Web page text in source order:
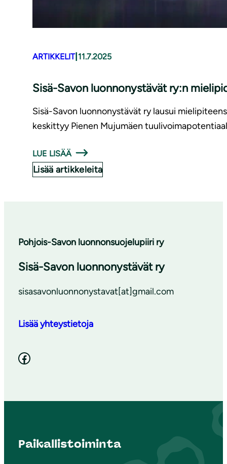
ARTIKKELIT| 11.7.2025
Sisä-Savon luonnonystävät ry:n
Sisä-Savon luonnonystävät ry lausui
keskittyy Pienen Mujumäen
LUE LISÄÄ
Lisää artikkeleita
Pohjois-Savon luonnon­suojelu­piiri ry
Sisä-Savon luonnonystävät ry
sisasavonluonnonystavat[at]gmail.com
Lisää yhteystietoja
Facebook
Paikallistoiminta